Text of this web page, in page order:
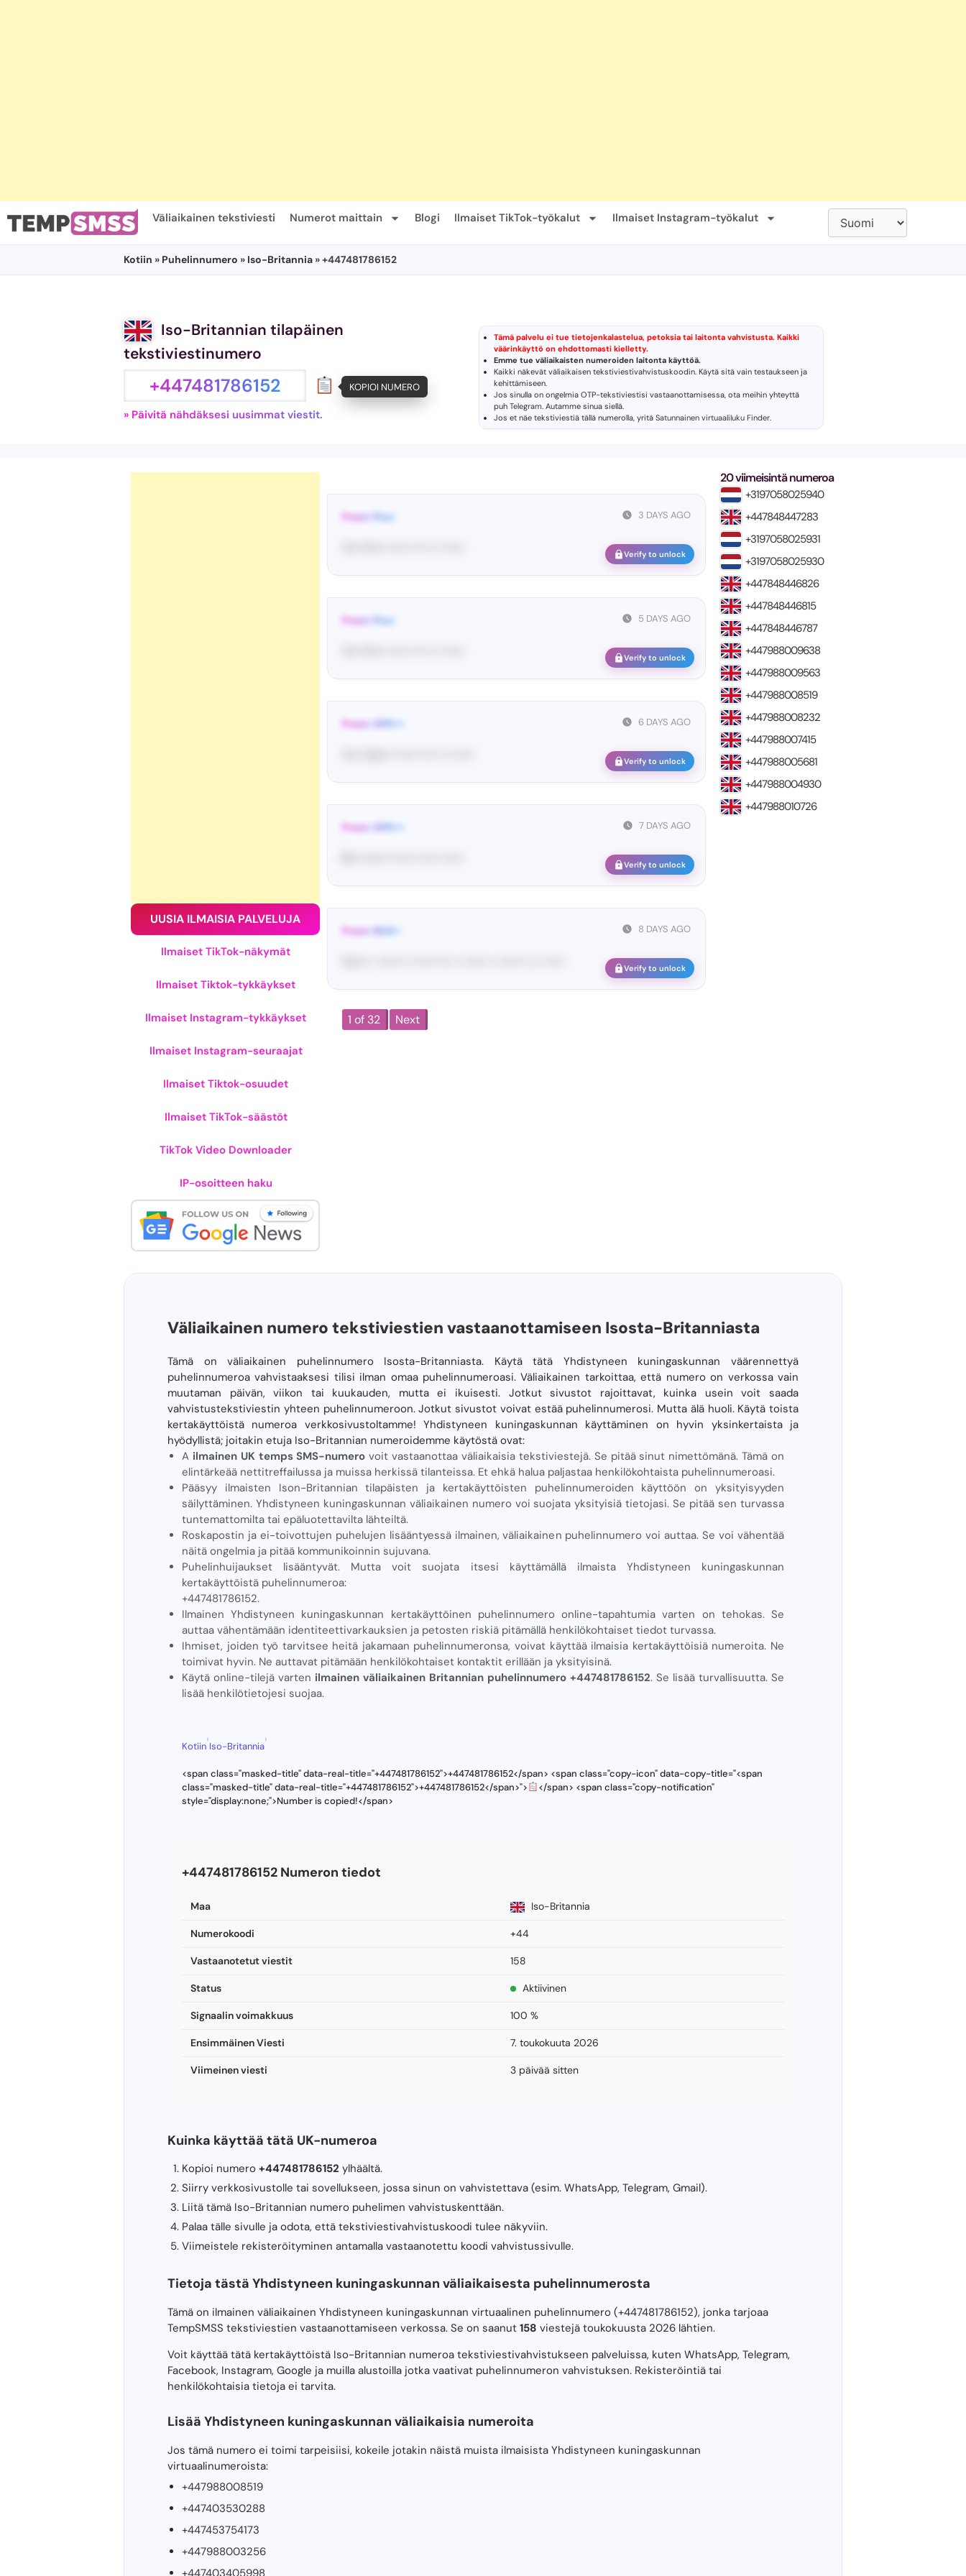
Väliaikainen tekstiviesti Numerot maittain Blogi Ilmaiset TikTok-työkalut Ilmaiset Instagram-työkalut
Kotiin » Puhelinnumero » Iso-Britannia » +447481786152
Iso-Britannian tilapäinen
tekstiviestinumero
+447481786152 KOPIOI NUMERO
» Päivitä nähdäksesi uusimmat viestit.
Tämä palvelu ei tue tietojenkalastelua, petoksia tai laitonta vahvistusta. Kaikki
väärinkäyttö on ehdottomasti kielletty.
Emme tue väliaikaisten numeroiden laitonta käyttöä.
Kaikki näkevät väliaikaisen tekstiviestivahvistuskoodin. Käytä sitä vain testaukseen ja
kehittämiseen.
Jos sinulla on ongelmia OTP-tekstiviestisi vastaanottamisessa, ota meihin yhteyttä
puh Telegram. Autamme sinua siellä.
Jos et näe tekstiviestiä tällä numerolla, yritä Satunnainen virtuaaliluku Finder.
UUSIA ILMAISIA PALVELUJA
Ilmaiset TikTok-näkymät
Ilmaiset Tiktok-tykkäykset
Ilmaiset Instagram-tykkäykset
Ilmaiset Instagram-seuraajat
Ilmaiset Tiktok-osuudet
Ilmaiset TikTok-säästöt
TikTok Video Downloader
IP-osoitteen haku
3 DAYS AGO
From: Pos•
Verify to unlock
5 DAYS AGO
From: Pos•
Verify to unlock
6 DAYS AGO
From: OPE•••
Verify to unlock
7 DAYS AGO
From: OPE•••
Verify to unlock
8 DAYS AGO
From: 604••
Verify to unlock
1 of 32 Next
20 viimeisintä numeroa
+3197058025940
+447848447283
+3197058025931
+3197058025930
+447848446826
+447848446815
+447848446787
+447988009638
+447988009563
+447988008519
+447988008232
+447988007415
+447988005681
+447988004930
+447988010726
Väliaikainen numero tekstiviestien vastaanottamiseen Isosta-Britanniasta
Tämä on väliaikainen puhelinnumero Isosta-Britanniasta. Käytä tätä Yhdistyneen kuningaskunnan väärennettyä
puhelinnumeroa vahvistaaksesi tilisi ilman omaa puhelinnumeroasi. Väliaikainen tarkoittaa, että numero on verkossa vain
muutaman päivän, viikon tai kuukauden, mutta ei ikuisesti. Jotkut sivustot rajoittavat, kuinka usein voit saada
vahvistustekstiviestin yhteen puhelinnumeroon. Jotkut sivustot voivat estää puhelinnumerosi. Mutta älä huoli. Käytä toista
kertakäyttöistä numeroa verkkosivustoltamme! Yhdistyneen kuningaskunnan käyttäminen on hyvin yksinkertaista ja
hyödyllistä; joitakin etuja Iso-Britannian numeroidemme käytöstä ovat:
A ilmainen UK temps SMS-numero voit vastaanottaa väliaikaisia ​​tekstiviestejä. Se pitää sinut nimettömänä. Tämä on
elintärkeää nettitreffailussa ja muissa herkissä tilanteissa. Et ehkä halua paljastaa henkilökohtaista puhelinnumeroasi.
Pääsyy ilmaisten Ison-Britannian tilapäisten ja kertakäyttöisten puhelinnumeroiden käyttöön on yksityisyyden
säilyttäminen. Yhdistyneen kuningaskunnan väliaikainen numero voi suojata yksityisiä tietojasi. Se pitää sen turvassa
tuntemattomilta tai epäluotettavilta lähteiltä.
Roskapostin ja ei-toivottujen puhelujen lisääntyessä ilmainen, väliaikainen puhelinnumero voi auttaa. Se voi vähentää
näitä ongelmia ja pitää kommunikoinnin sujuvana.
Puhelinhuijaukset lisääntyvät. Mutta voit suojata itsesi käyttämällä ilmaista Yhdistyneen kuningaskunnan
kertakäyttöistä puhelinnumeroa:
+447481786152.
Ilmainen Yhdistyneen kuningaskunnan kertakäyttöinen puhelinnumero online-tapahtumia varten on tehokas. Se
auttaa vähentämään identiteettivarkauksien ja petosten riskiä pitämällä henkilökohtaiset tiedot turvassa.
Ihmiset, joiden työ tarvitsee heitä jakamaan puhelinnumeronsa, voivat käyttää ilmaisia ​​kertakäyttöisiä numeroita. Ne
toimivat hyvin. Ne auttavat pitämään henkilökohtaiset kontaktit erillään ja yksityisinä.
Käytä online-tilejä varten ilmainen väliaikainen Britannian puhelinnumero +447481786152. Se lisää turvallisuutta. Se
lisää henkilötietojesi suojaa.
Kotiin
›
Iso-Britannia
›
<span class="masked-title" data-real-title="+447481786152">+447481786152</span> <span class="copy-icon" data-copy-title="<span
class="masked-title" data-real-title="+447481786152">+447481786152</span>">
</span> <span class="copy-notification"
style="display:none;">Number is copied!</span>
+447481786152 Numeron tiedot
Maa Iso-Britannia
Numerokoodi +44
Vastaanotetut viestit 158
Status Aktiivinen
Signaalin voimakkuus 100 %
Ensimmäinen Viesti 7. toukokuuta 2026
Viimeinen viesti 3 päivää sitten
Kuinka käyttää tätä UK-numeroa
Kopioi numero +447481786152 ylhäältä.
Siirry verkkosivustolle tai sovellukseen, jossa sinun on vahvistettava (esim. WhatsApp, Telegram, Gmail).
Liitä tämä Iso-Britannian numero puhelimen vahvistuskenttään.
Palaa tälle sivulle ja odota, että tekstiviestivahvistuskoodi tulee näkyviin.
Viimeistele rekisteröityminen antamalla vastaanotettu koodi vahvistussivulle.
Tietoja tästä Yhdistyneen kuningaskunnan väliaikaisesta puhelinnumerosta
Tämä on ilmainen väliaikainen Yhdistyneen kuningaskunnan virtuaalinen puhelinnumero (+447481786152), jonka tarjoaa
TempSMSS tekstiviestien vastaanottamiseen verkossa. Se on saanut 158 viestejä toukokuusta 2026 lähtien.
Voit käyttää tätä kertakäyttöistä Iso-Britannian numeroa tekstiviestivahvistukseen palveluissa, kuten WhatsApp, Telegram,
Facebook, Instagram, Google ja muilla alustoilla jotka vaativat puhelinnumeron vahvistuksen. Rekisteröintiä tai
henkilökohtaisia ​​tietoja ei tarvita.
Lisää Yhdistyneen kuningaskunnan väliaikaisia ​​numeroita
Jos tämä numero ei toimi tarpeisiisi, kokeile jotakin näistä muista ilmaisista Yhdistyneen kuningaskunnan
virtuaalinumeroista:
+447988008519
+447403530288
+447453754173
+447988003256
+447403405998